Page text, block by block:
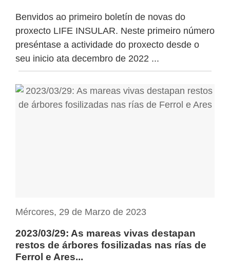
Benvidos ao primeiro boletín de novas do
proxecto LIFE INSULAR. Neste primeiro número
preséntase a actividade do proxecto desde o
seu inicio ata decembro de 2022 ...
Mércores, 29 de Marzo de 2023
2023/03/29: As mareas vivas destapan
restos de árbores fosilizadas nas rías de
Ferrol e Ares...